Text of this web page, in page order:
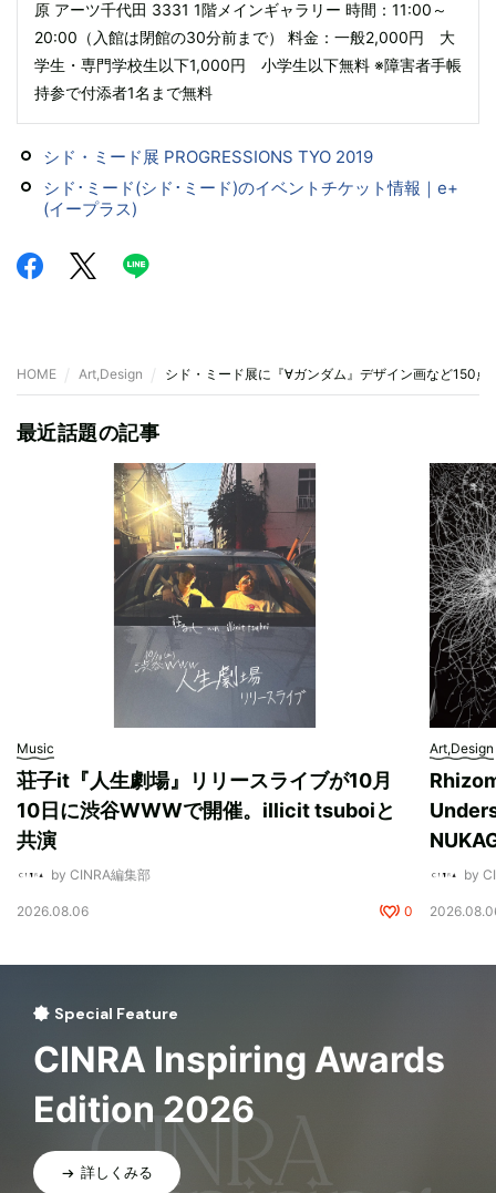
原 アーツ千代田 3331 1階メインギャラリー 時間：11:00～
20:00（入館は閉館の30分前まで） 料金：一般2,000円 大
学生・専門学校生以下1,000円 小学生以下無料 ※障害者手帳
持参で付添者1名まで無料
シド・ミード展 PROGRESSIONS TYO 2019
シド･ミード(シド･ミード)のイベントチケット情報｜e+
(イープラス)
HOME Art,Design シド・ミード展に『∀ガンダム』デザイン画など150点
最近話題の記事
Music
荘子it『人生劇場』リリースライブが10月
10日に渋谷WWWで開催。illicit tsuboiと
共演
by CINRA編集部
2026.08.06 0
Art,Design
by
Special Feature
CINRA Inspiring Awards
Edition 2026
詳しくみる